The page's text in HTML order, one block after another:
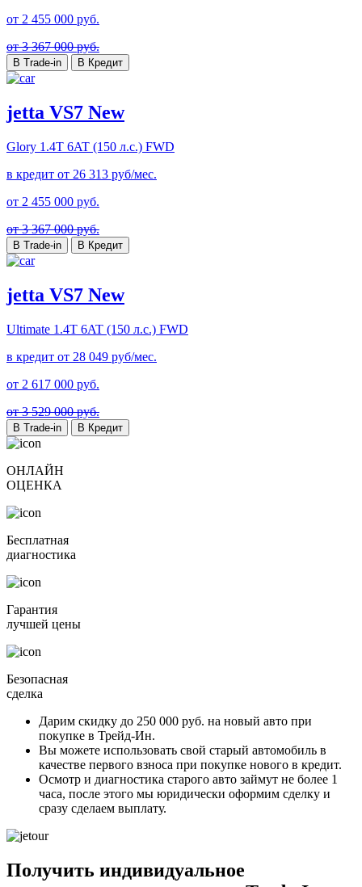
от 2 455 000 руб.
от 3 367 000 руб.
В Trade-in В Кредит
jetta VS7 New
Glory 1.4T 6AT (150 л.с.) FWD
в кредит от 26 313 руб/мес.
от 2 455 000 руб.
от 3 367 000 руб.
В Trade-in В Кредит
jetta VS7 New
Ultimate 1.4T 6AT (150 л.с.) FWD
в кредит от 28 049 руб/мес.
от 2 617 000 руб.
от 3 529 000 руб.
В Trade-in В Кредит
ОНЛАЙН
ОЦЕНКА
Бесплатная
диагностика
Гарантия
лучшей цены
Безопасная
сделка
Дарим скидку до 250 000 руб. на новый авто при
покупке в Трейд-Ин.
Вы можете использовать свой старый автомобиль в
качестве первого взноса при покупке нового в кредит.
Осмотр и диагностика старого авто займут не более 1
часа, после этого мы юридически оформим сделку и
сразу сделаем выплату.
Получить индивидуальное